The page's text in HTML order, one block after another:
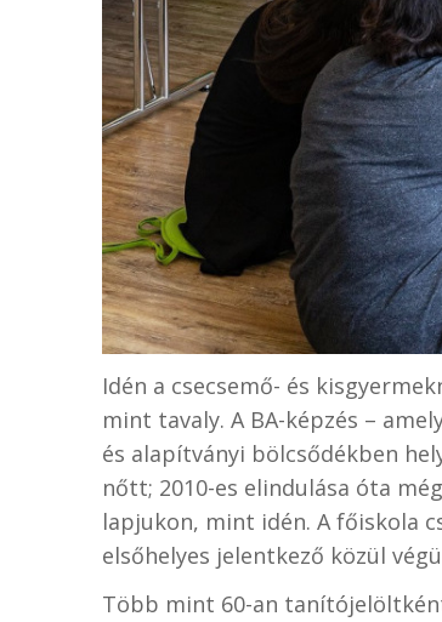
Idén a csecsemő- és
mint tavaly. A BA-képzés –
és alapítványi bölcsődékben
nőtt; 2010-es elindulása óta
lapjukon, mint idén. A főiskola
elsőhelyes jelentkező közül
Több mint 60-an